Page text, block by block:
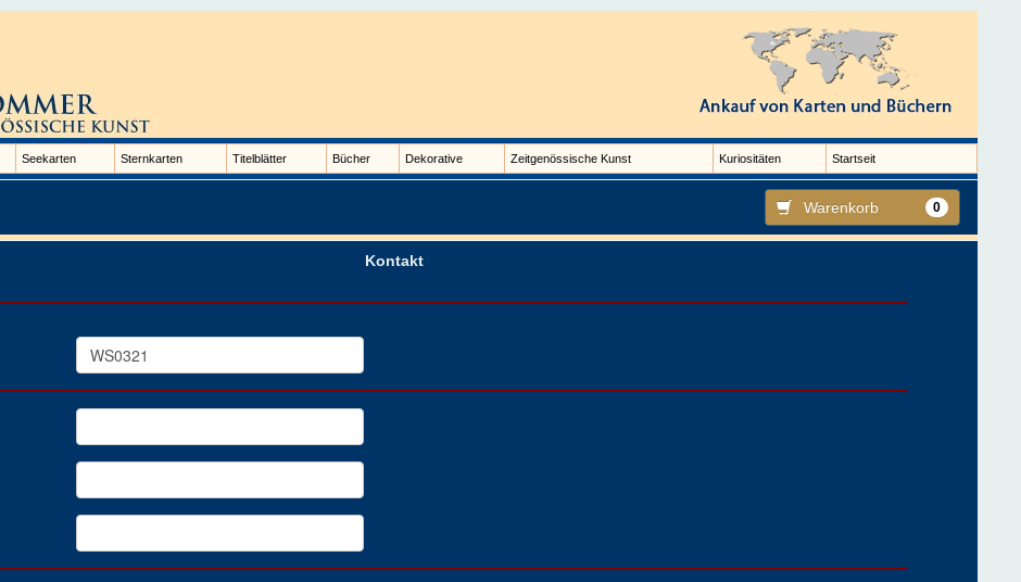
Seekarten Sternkarten Titelblätter Bücher Dekorative Zeitgenössische Kunst Kuriositäten Startseit
Warenkorb 0
Kontakt